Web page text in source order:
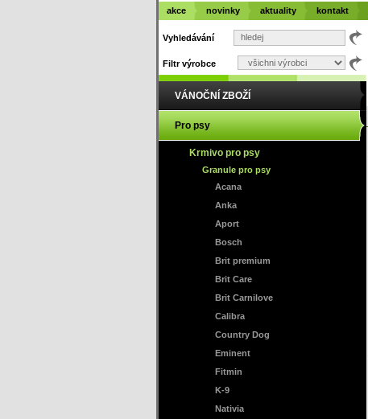
Vyhledávání
Filtr výrobce
VÁNOČNÍ ZBOŽÍ
Pro psy
Krmivo pro psy
Granule pro psy
Acana
Anka
Aport
Bosch
Brit premium
Brit Care
Brit Carnilove
Calibra
Country Dog
Eminent
Fitmin
K-9
Nativia
akce novinky aktuality kontakt